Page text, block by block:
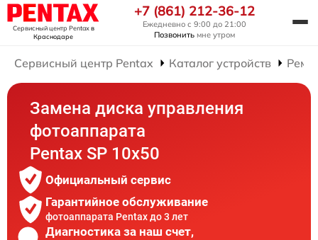
Сервисный центр Pentaxв
Краснодаре
+7 (861) 212-36-12
Ежедневно с 9:00 до 21:00
Позвонить мне утром
Сервисный центр Pentax Каталог устройств
Замена диска управления
фотоаппарата
Pentax SP 10x50
Официальный сервис
Гарантийное обслуживание
фотоаппарата Pentax до 3 лет
Диагностика за наш счет,